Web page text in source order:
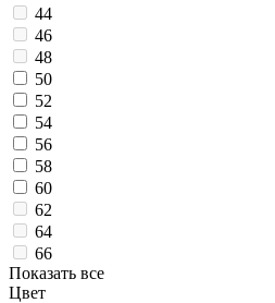
44
46
48
50
52
54
56
58
60
62
64
66
Показать все
Цвет